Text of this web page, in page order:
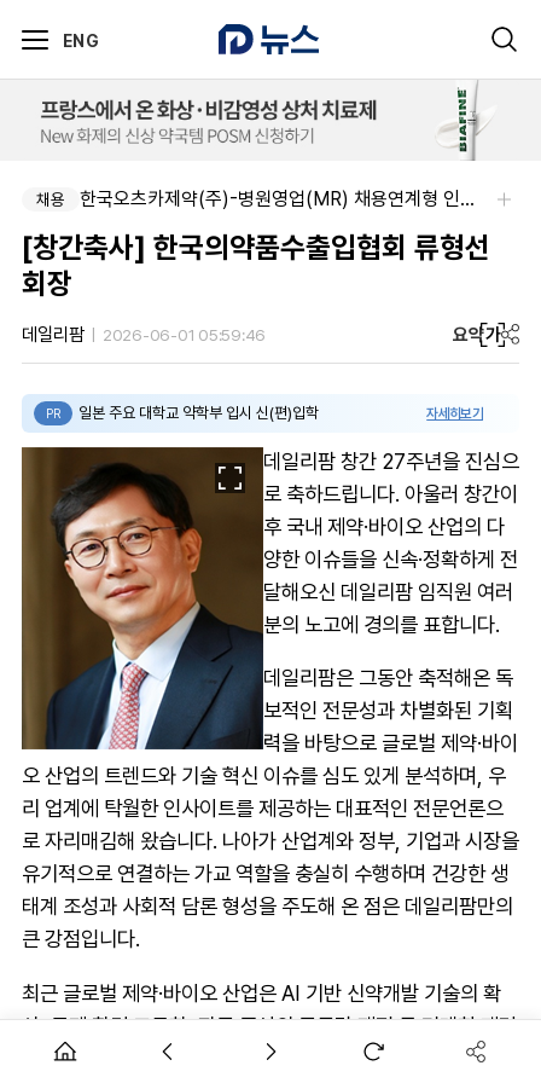
ENG
채용 한국오츠카제약(주)-병원영업(MR) 채용연계형 인턴(신입사원) 모집 공고
[창간축사] 한국의약품수출입협회 류형선
회장
데일리팜 2026-06-01 05:59:46 요약가
PR 일본 주요 대학교 약학부 입시 신(편)입학 자세히보기
데일리팜 창간 27주년을 진심으
로 축하드립니다. 아울러 창간이
후 국내 제약·바이오 산업의 다
양한 이슈들을 신속·정확하게 전
달해오신 데일리팜 임직원 여러
분의 노고에 경의를 표합니다.
데일리팜은 그동안 축적해온 독
보적인 전문성과 차별화된 기획
력을 바탕으로 글로벌 제약·바이
오 산업의 트렌드와 기술 혁신 이슈를 심도 있게 분석하며, 우
리 업계에 탁월한 인사이트를 제공하는 대표적인 전문언론으
로 자리매김해 왔습니다. 나아가 산업계와 정부, 기업과 시장을
유기적으로 연결하는 가교 역할을 충실히 수행하며 건강한 생
태계 조성과 사회적 담론 형성을 주도해 온 점은 데일리팜만의
큰 강점입니다.
최근 글로벌 제약·바이오 산업은 AI 기반 신약개발 기술의 확
산, 규제 환경 고도화, 자국 중심의 공급망 재편 등 거대한 패러
다임 전환기를 맞이하고 있습니다. 이러한 격변 속에서도 대한